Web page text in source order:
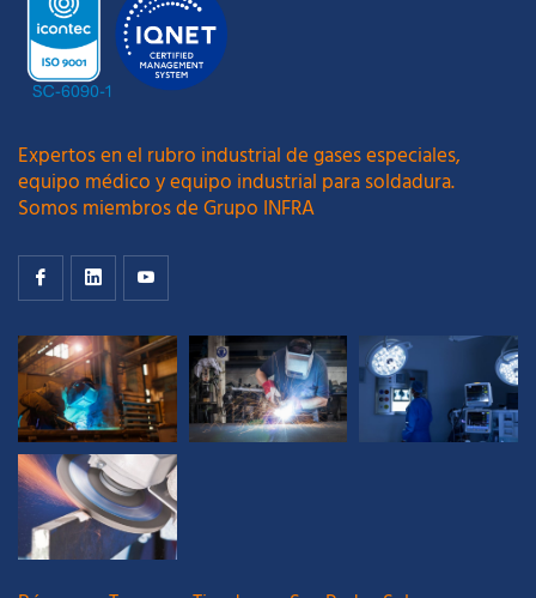
Expertos en el rubro industrial de gases especiales,
equipo médico y equipo industrial para soldadura.
Somos miembros de Grupo INFRA